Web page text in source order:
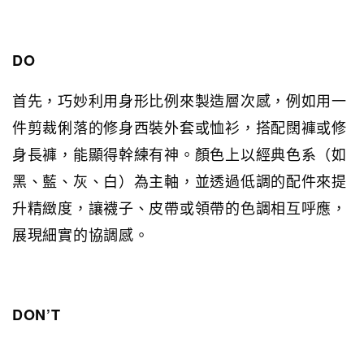
DO
首先，巧妙利用身形比例來製造層次感，例如用一
件剪裁俐落的修身西裝外套或恤衫，搭配闊褲或修
身長褲，能顯得幹練有神。顏色上以經典色系（如
黑、藍、灰、白）為主軸，並透過低調的配件來提
升精緻度，讓襪子、皮帶或領帶的色調相互呼應，
展現細實的協調感。
DON’T